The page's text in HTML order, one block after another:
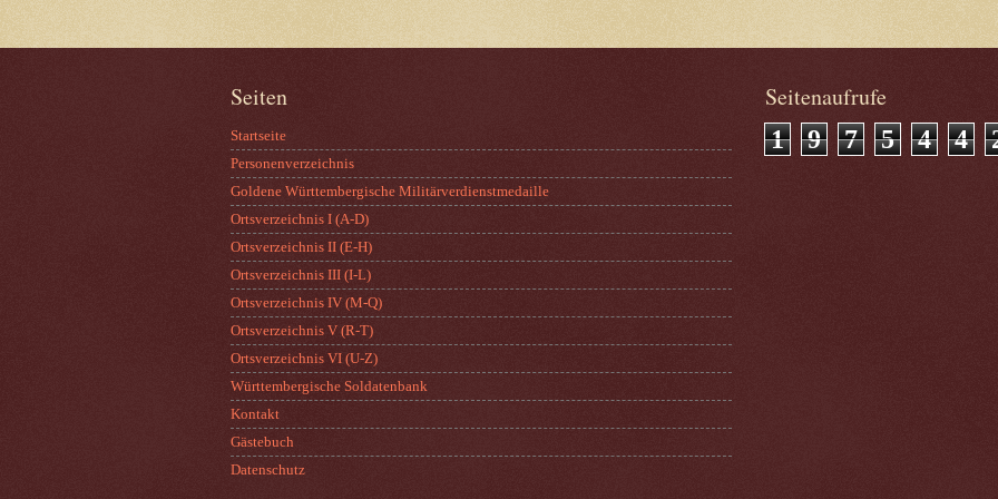
Seiten
Startseite
Personenverzeichnis
Goldene Württembergische Militärverdienstmedaille
Ortsverzeichnis I (A-D)
Ortsverzeichnis II (E-H)
Ortsverzeichnis III (I-L)
Ortsverzeichnis IV (M-Q)
Ortsverzeichnis V (R-T)
Ortsverzeichnis VI (U-Z)
Württembergische Soldatenbank
Kontakt
Gästebuch
Datenschutz
Seitenaufrufe
1 9 7 5 4 4